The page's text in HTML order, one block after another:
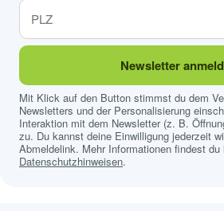
Newsletter
Mit Klick auf den Button stimmst du dem
Newsletters und der Personalisierung
Interaktion mit dem Newsletter (z. B.
zu. Du kannst deine Einwilligung jederzeit
Abmeldelink. Mehr Informationen findest du
Datenschutzhinweisen.